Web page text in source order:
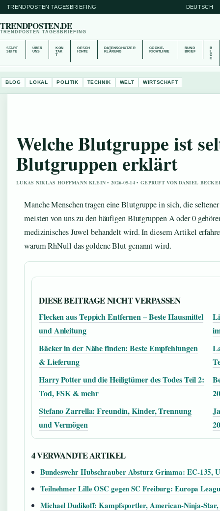
TRENDPOSTEN TAGESBRIEFING DEUTSCH
TRENDPOSTEN.DE
TRENDPOSTEN TAGESBRIEFING
START
SEITE
ÜBER
UNS
KON
TAK
T
GESCH
ICHTE
DATENSCHUTZER
KLÄRUNG
COOKIE-
RICHTLINIE
RUND
BRIEF
B
O
G
BLOG LOKAL POLITIK TECHNIK WELT WIRTSCHAFT
Welche Blutgruppe ist
Blutgruppen erklärt
LUKAS NIKLAS HOFFMANN KLEIN • 2026-05-14 • GEPRUFT VON DANIEL
Manche Menschen tragen eine Blutgruppe in sich, die
meisten von uns zu den häufigen Blutgruppen A oder 0
medizinisches Juwel behandelt wird. In diesem Artikel
warum RhNull das goldene Blut genannt wird.
DIESE BEITRAGE NICHT VERPASSEN
Flecken aus Teppich Entfernen – Beste Hausmittel
und Anleitung
Bäcker in der Nähe finden: Beste Empfehlungen
& Lieferung
Harry Potter und die Heiligtümer des Todes Teil 2:
Tod, FSK & mehr
Stefano Zarrella: Freundin, Kinder, Trennung
und Vermögen
4 VERWANDTE ARTIKEL
Bundeswehr Hubschrauber Absturz Grimma: EC-135,
Teilnehmer Lille OSC gegen SC Freiburg: Europa
Michael Dudikoff: Kampfsportler, American-Ninja-Star,